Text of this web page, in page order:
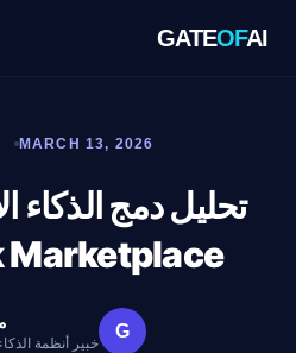
GATEOFAI
MARCH 13, 2026
تحليل دمج
Marketplace
G
خبير أنظمة